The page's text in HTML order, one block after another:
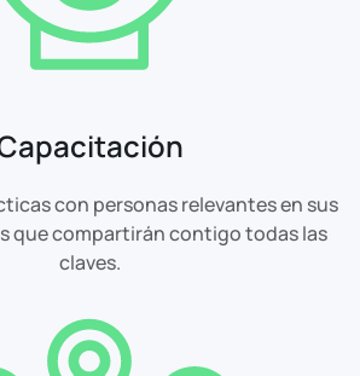
con personas relevantes en sus
que compartirán contigo todas las
claves.